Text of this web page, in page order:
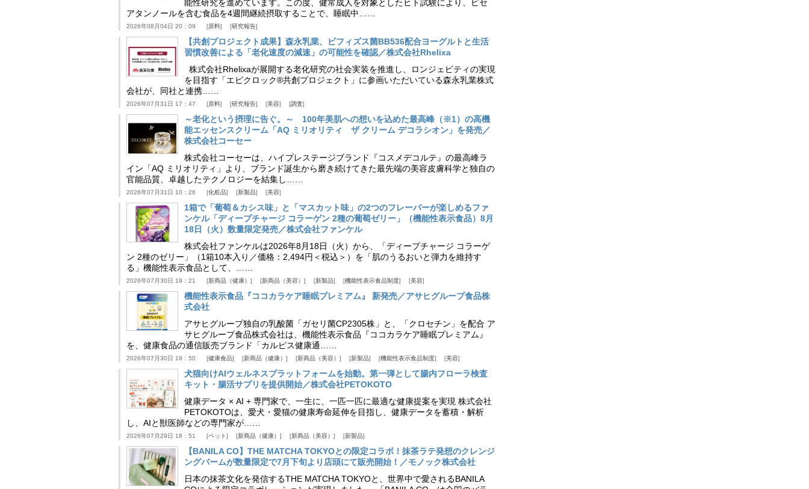
能性研究を進めています。この度、健常成人を対象としたヒト試験により、ピセ
アタンノールを含む食品を4週間継続摂取することで、睡眠中……
2026年08月04日 20：09 原料 研究報告
【共創プロジェクト成果】森永乳業、ビフィズス菌BB536配合ヨーグルトと生活
習慣改善による「老化速度の減速」の可能性を確認／株式会社Rhelixa
株式会社Rhelixaが展開する老化研究の社会実装を推進し、ロンジェビティの実現
を目指す「エピクロック®共創プロジェクト」に参画いただいている森永乳業株式
会社が、同社と連携……
2026年07月31日 17：47 原料 研究報告 美容 調査
～老化という摂理に告ぐ。～ 100年美肌への想いを込めた最高峰（※1）の高機
能エッセンスクリーム「AQ ミリオリティ ザ クリーム デコラシオン」を発売／
株式会社コーセー
株式会社コーセーは、ハイプレステージブランド『コスメデコルテ』の最高峰ラ
イン「AQ ミリオリティ」より、ブランド誕生から磨き続けてきた最先端の美容皮膚科学と独自の
官能品質、卓越したテクノロジーを結集し……
2026年07月31日 10：26 化粧品 新製品 美容
1箱で「葡萄＆カシス味」と「マスカット味」の2つのフレーバーが楽しめるファ
ンケル「ディープチャージ コラーゲン 2種の葡萄ゼリー」（機能性表示食品）8月
18日（火）数量限定発売／株式会社ファンケル
株式会社ファンケルは2026年8月18日（火）から、「ディープチャージ コラーゲ
ン 2種のゼリー」（1箱10本入り／価格：2,494円＜税込＞）を「肌のうるおいと弾力を維持す
る」機能性表示食品として、……
2026年07月30日 19：21 新商品（健康） 新商品（美容） 新製品 機能性表示食品制度 美容
機能性表示食品『ココカラケア睡眠プレミアム』 新発売／アサヒグループ食品株
式会社
アサヒグループ独自の乳酸菌「ガセリ菌CP2305株」と、「クロセチン」を配合 ア
サヒグループ食品株式会社は、機能性表示食品『ココカラケア睡眠プレミアム』
を、健康食品の通信販売ブランド「カルピス健康通……
2026年07月30日 18：50 健康食品 新商品（健康） 新商品（美容） 新製品 機能性表示食品制度 美容
犬猫向けAIウェルネスプラットフォームを始動。第一弾として腸内フローラ検査
キット・腸活サプリを提供開始／株式会社PETOKOTO
健康データ × AI + 専門家で、一生に、一匹一匹に最適な健康提案を実現 株式会社
PETOKOTOは、愛犬・愛猫の健康寿命延伸を目指し、健康データを蓄積・解析
し、AIと獣医師などの専門家が……
2026年07月29日 18：51 ペット 新商品（健康） 新商品（美容） 新製品
【BANILA CO】THE MATCHA TOKYOとの限定コラボ！抹茶ラテ発想のクレンジ
ングバームが数量限定で7月下旬より店頭にて販売開始！／モノック株式会社
日本の抹茶文化を発信するTHE MATCHA TOKYOと、世界中で愛されるBANILA